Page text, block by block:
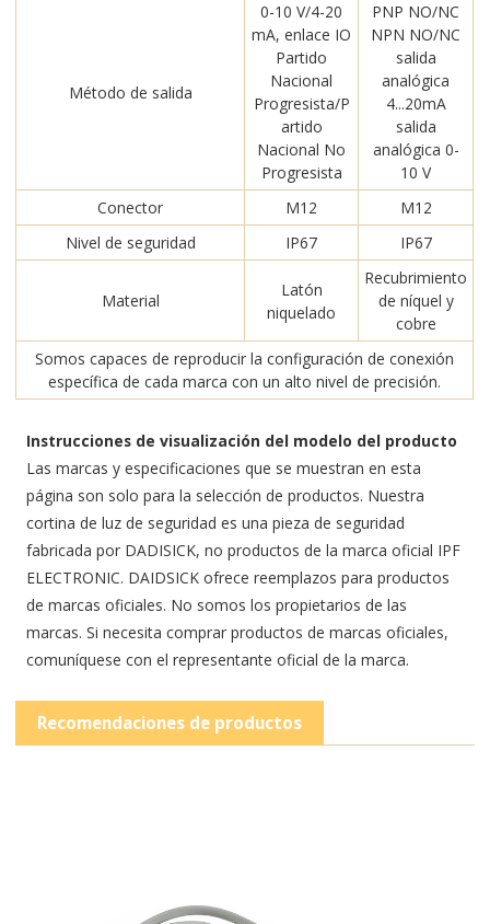
Método de salida
0-10 V/4-20
mA, enlace IO
Partido
Nacional
Progresista/P
artido
Nacional No
Progresista
PNP NO/NC
NPN NO/NC
salida
analógica
4...20mA
salida
analógica 0-
10 V
Conector
M12
M12
Nivel de seguridad
IP67 IP67
Material
Latón
niquelado
Recubrimiento
de níquel y
cobre
Somos capaces de reproducir la configuración de conexión
específica de cada marca con un alto nivel de precisión.
Instrucciones de visualización del modelo del producto
Las marcas y especificaciones que se muestran en esta
página son solo para la selección de productos. Nuestra
cortina de luz de seguridad es una pieza de seguridad
fabricada por DADISICK, no productos de la marca oficial IPF
ELECTRONIC. DAIDSICK ofrece reemplazos para productos
de marcas oficiales. No somos los propietarios de las
marcas. Si necesita comprar productos de marcas oficiales,
comuníquese con el representante oficial de la marca.
Recomendaciones de productos